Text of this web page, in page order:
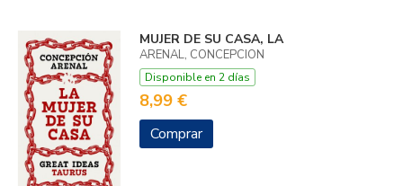
MUJER DE SU CASA, LA
ARENAL, CONCEPCION
Disponible en 2 días
8,99 €
Comprar